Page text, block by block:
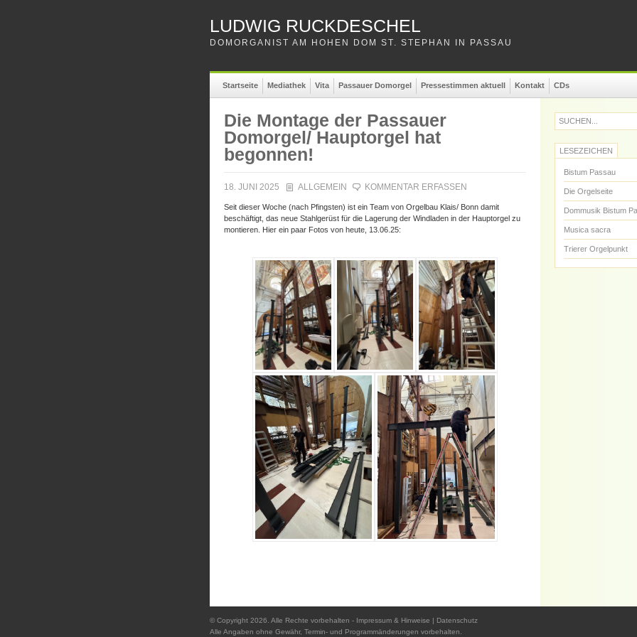
LUDWIG RUCKDESCHEL
DOMORGANIST AM HOHEN DOM ST. STEPHAN IN PASSAU
Startseite Mediathek Vita Passauer Domorgel Pressestimmen aktuell Kontakt CDs
Die Montage der Passauer
Domorgel/ Hauptorgel hat
begonnen!
18. JUNI 2025 ALLGEMEIN KOMMENTAR ERFASSEN
Seit dieser Woche (nach Pfingsten) ist ein Team von Orgelbau Klais/ Bonn damit
beschäftigt, das neue Stahlgerüst für die Lagerung der Windladen in der Hauptorgel zu
montieren. Hier ein paar Fotos von heute, 13.06.25:
SUCHEN...
LESEZEICHEN
Bistum Passau
Die Orgelseite
Dommusik Bistum
Musica sacra
Trierer Orgelpunkt
© Copyright 2026. Alle Rechte vorbehalten - Impressum & Hinweise | Datenschutz
Alle Angaben ohne Gewähr, Termin- und Programmänderungen vorbehalten.